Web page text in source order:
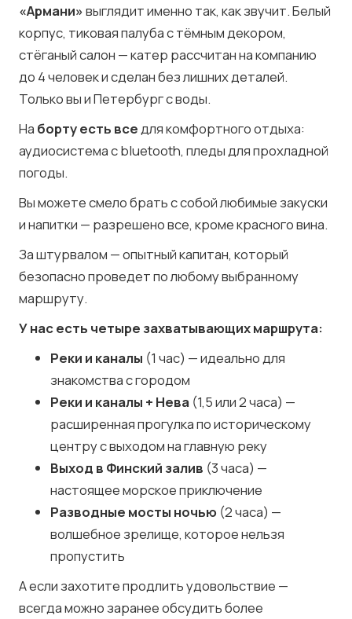
«Армани»выглядит именно так, как звучит. Белый
корпус, тиковая палуба с тёмным декором,
стёганый салон — катер рассчитан на компанию
до 4 человек и сделан без лишних деталей.
Только вы и Петербург с воды.
На борту есть вседля комфортного отдыха:
аудиосистема с bluetooth, пледы для прохладной
погоды.
Вы можете смело брать с собой любимые закуски
и напитки — разрешено все, кроме красного вина.
За штурвалом — опытный капитан, который
безопасно проведет по любому выбранному
маршруту.
У нас есть четыре захватывающих маршрута:
Реки и каналы (1 час) — идеально для
знакомства с городом
Реки и каналы + Нева (1,5 или 2 часа) —
расширенная прогулка по историческому
центру с выходом на главную реку
Выход в Финский залив (3 часа) —
настоящее морское приключение
Разводные мосты ночью (2 часа) —
волшебное зрелище, которое нельзя
пропустить
А если захотите продлить удовольствие —
всегда можно заранее обсудить более